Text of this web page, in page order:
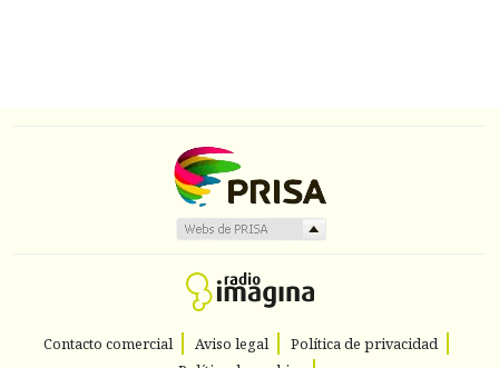
Contacto comercial Aviso legal
Política de privacidad